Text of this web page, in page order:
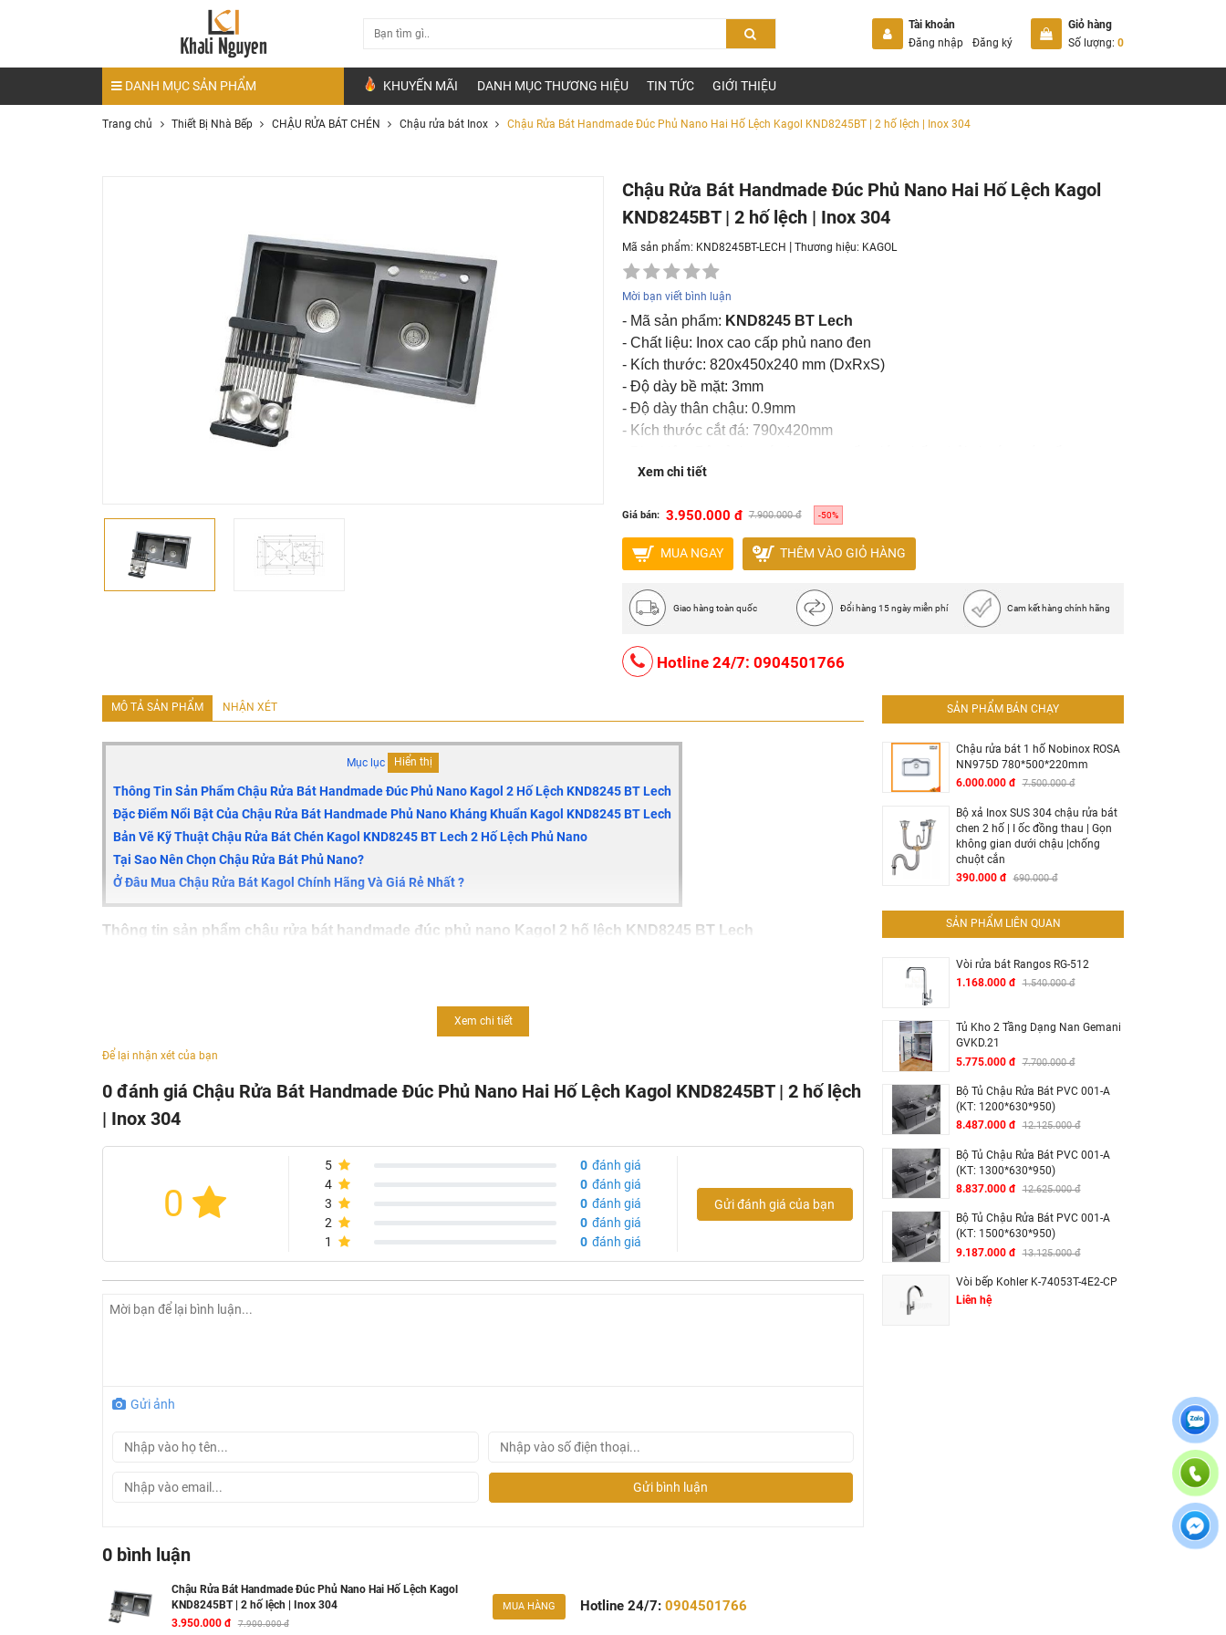
Tài khoản
Đăng nhập
Đăng ký
Giỏ hàng
Số lượng: 0
DANH MỤC SẢN PHẨM KHUYẾN MÃI DANH MỤC THƯƠNG HIỆU TIN TỨC GIỚI THIỆU
Trang chủ Thiết Bị Nhà Bếp CHẬU RỬA BÁT CHÉN Chậu rửa bát Inox Chậu Rửa Bát Handmade Đúc Phủ Nano Hai Hố Lệch Kagol KND8245BT | 2 hố lệch | Inox 304
Chậu Rửa Bát Handmade Đúc Phủ Nano Hai Hố Lệch Kagol
KND8245BT | 2 hố lệch | Inox 304
Mã sản phẩm: KND8245BT-LECH |Thương hiệu: KAGOL
Mời bạn viết bình luận
- Mã sản phẩm: KND8245 BT Lech
- Chất liệu: Inox cao cấp phủ nano đen
- Kích thước: 820x450x240 mm (DxRxS)
- Độ dày bề mặt: 3mm
- Độ dày thân chậu: 0.9mm
- Kích thước cắt đá: 790x420mm
- Bảo hành: 3 năm
Xem chi tiết
Giá bán: 3.950.000 đ 7.900.000 đ -50%
MUA NGAY THÊM VÀO GIỎ HÀNG
Giao hàng toàn quốc Đổi hàng 15 ngày miễn phí Cam kết hàng chính hãng
Hotline 24/7: 0904501766
MÔ TẢ SẢN PHẨM NHẬN XÉT
Mục lục Hiển thị
Thông Tin Sản Phẩm Chậu Rửa Bát Handmade Đúc Phủ Nano Kagol 2 Hố LệchKND8245 BT Lech
Đặc Điểm Nổi Bật CủaChậu Rửa Bát Handmade Phủ Nano Kháng Khuẩn Kagol KND8245 BT Lech
Bản Vẽ Kỹ Thuật Chậu Rửa Bát Chén KagolKND8245 BT Lech2 Hố Lệch Phủ Nano
Tại Sao Nên Chọn Chậu Rửa Bát Phủ Nano?
Ở Đâu Mua Chậu Rửa Bát Kagol Chính Hãng Và Giá Rẻ Nhất ?
Thông tin sản phẩm chậu rửa bát handmade đúc phủ nano Kagol 2 hố lệch KND8245 BT Lech
Phụ kiện: Bộ xả, lọc rác Inox cao cấp giúp chống hôi, thoát nước tốt
Bề mặt chậu dày bóng mờ, khó trầy xước, chịu được lực va đập mạnh
Đáy chậu có miếng lót chống ồn, hạn chế gây tiếng động lớn khi sử dụng
Hàng thủ công, không có mối hàn, được đúc nguyên khối theo công nghệ Hàn Quốc
Xem chi tiết
Để lại nhận xét của bạn
0 đánh giá Chậu Rửa Bát Handmade Đúc Phủ Nano Hai Hố Lệch Kagol KND8245BT | 2 hố lệch
| Inox 304
0
5 0 đánh giá
4
0 đánh giá
3
0 đánh giá
2
0 đánh giá
1
0 đánh giá
Gửi đánh giá của bạn
Gửi ảnh
Gửi bình luận
0 bình luận
Chậu Rửa Bát Handmade Đúc Phủ Nano Hai Hố Lệch Kagol
KND8245BT | 2 hố lệch | Inox 304
3.950.000 đ
7.900.000 đ
MUA HÀNG Hotline 24/7:0904501766
SẢN PHẨM BÁN CHẠY
Chậu rửa bát 1 hố Nobinox ROSA
NN975D 780*500*220mm
6.000.000 đ 7.500.000 đ
Bộ xả Inox SUS 304 chậu rửa bát
chen 2 hố | I ốc đồng thau | Gọn
không gian dưới chậu |chống
chuột cắn
390.000 đ 690.000 đ
SẢN PHẨM LIÊN QUAN
Vòi rửa bát Rangos RG-512
1.168.000 đ 1.540.000 đ
Tủ Kho 2 Tầng Dạng Nan Gemani
GVKD.21
5.775.000 đ 7.700.000 đ
Bộ Tủ Chậu Rửa Bát PVC 001-A
(KT: 1200*630*950)
8.487.000 đ 12.125.000 đ
Bộ Tủ Chậu Rửa Bát PVC 001-A
(KT: 1300*630*950)
8.837.000 đ 12.625.000 đ
Bộ Tủ Chậu Rửa Bát PVC 001-A
(KT: 1500*630*950)
9.187.000 đ 13.125.000 đ
Vòi bếp Kohler K-74053T-4E2-CP
Liên hệ